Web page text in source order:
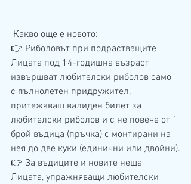
Какво още е новото:
👉 Риболовът при подрастващите
Лицата под 14-годишна възраст
извършват любителски риболов само
с пълнолетен придружител,
притежаващ валиден билет за
любителски риболов и с не повече от 1
брой въдица (пръчка) с монтирани на
нея до две куки (единични или двойни).
👉 За въдиците и новите неща
Лицата, упражняващи любителски